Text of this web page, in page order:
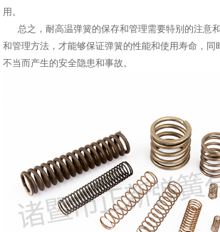
用。
总之，耐高温弹簧的保存和管理需要特别的注意
和管理方法，才能够保证弹簧的性能和使用寿命，同
不当而产生的安全隐患和事故。